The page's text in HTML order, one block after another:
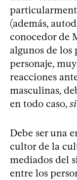
(además,
conocedor de
algunos de los
personaje,
reacciones
masculinas,
en todo caso,
Debe ser una
cultor de la
mediados del
entre los